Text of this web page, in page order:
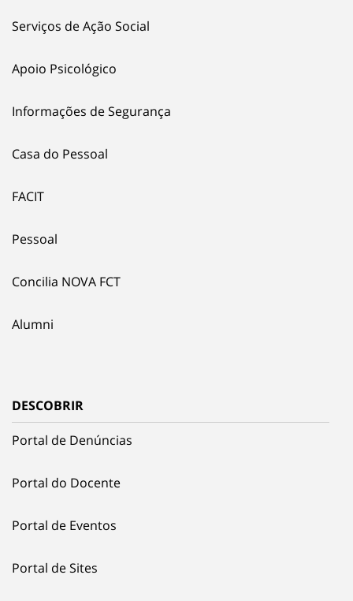
Serviços de Ação Social
Apoio Psicológico
Informações de Segurança
Casa do Pessoal
FACIT
Pessoal
Concilia NOVA FCT
Alumni
DESCOBRIR
Portal de Denúncias
Portal do Docente
Portal de Eventos
Portal de Sites